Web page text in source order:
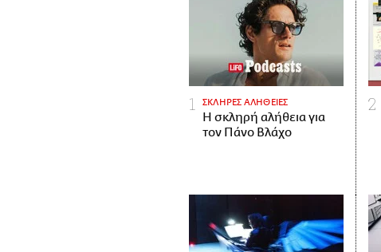
ΣΚΛΗΡΕΣ ΑΛΗΘΕΙΕΣ
H σκληρή αλήθεια για
τον Πάνο Βλάχο